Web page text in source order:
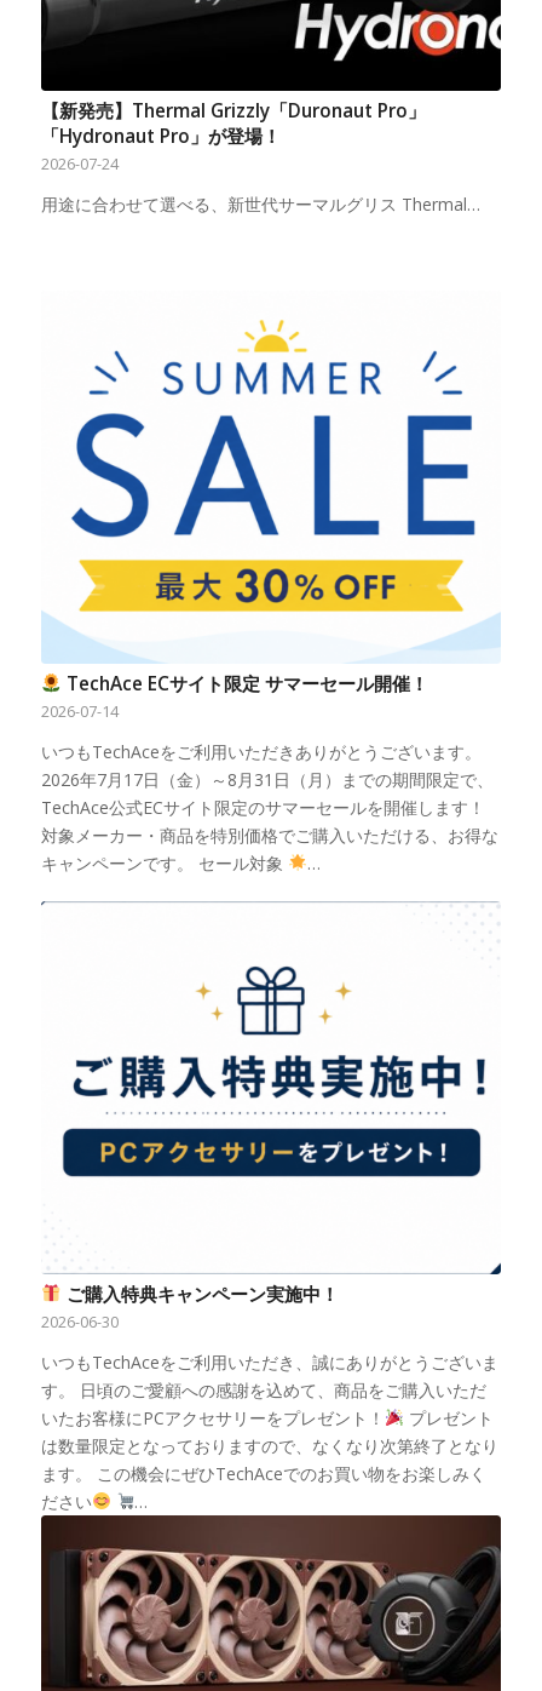
【新発売】Thermal Grizzly「Duronaut Pro」
「Hydronaut Pro」が登場！
2026-07-24
用途に合わせて選べる、新世代サーマルグリス Thermal…
TechAce ECサイト限定 サマーセール開催！
2026-07-14
いつもTechAceをご利用いただきありがとうございます。
2026年7月17日（金）～8月31日（月）までの期間限定で、
TechAce公式ECサイト限定のサマーセールを開催します！
対象メーカー・商品を特別価格でご購入いただける、お得な
キャンペーンです。 セール対象
…
ご購入特典キャンペーン実施中！
2026-06-30
いつもTechAceをご利用いただき、誠にありがとうございま
す。 日頃のご愛顧への感謝を込めて、商品をご購入いただ
いたお客様にPCアクセサリーをプレゼント！
プレゼント
は数量限定となっておりますので、なくなり次第終了となり
ます。 この機会にぜひTechAceでのお買い物をお楽しみく
ださい
…